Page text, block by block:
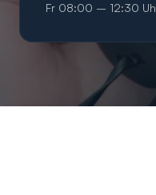
Fr 08:00 – 12:30